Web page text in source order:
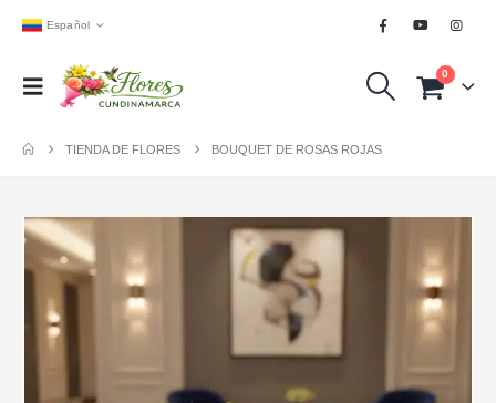
Español
0
TIENDA DE FLORES BOUQUET DE ROSAS ROJAS